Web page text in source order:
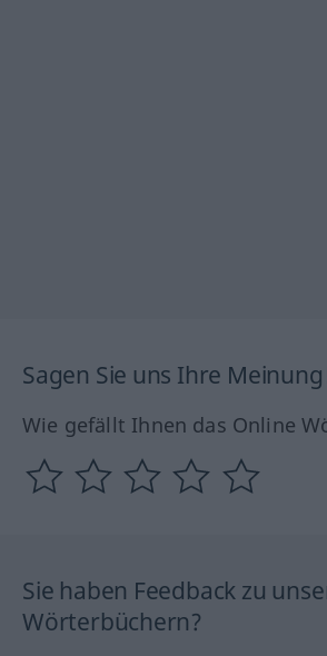
Sagen Sie uns Ihre
Wie gefällt Ihnen das Online
Sie haben Feedback zu
Wörterbüchern?